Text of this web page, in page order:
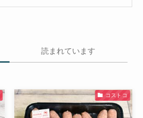
読まれています
コストコ